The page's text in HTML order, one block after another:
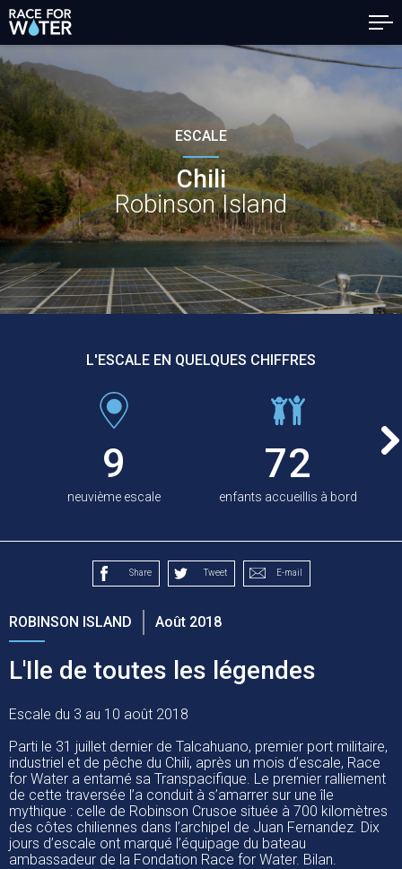
ESCALE
Chili
Robinson Island
L'ESCALE EN QUELQUES CHIFFRES
9
neuvième escale
72
enfants accueillis à bord
Share Tweet E-mail
ROBINSON ISLAND Août 2018
L'Ile de toutes les légendes
Escale du 3 au 10 août 2018
Parti le 31 juillet dernier de Talcahuano, premier port militaire,
industriel et de pêche du Chili, après un mois d’escale, Race
for Water a entamé sa Transpacifique. Le premier ralliement
de cette traversée l’a conduit à s’amarrer sur une île
mythique : celle de Robinson Crusoe située à 700 kilomètres
des côtes chiliennes dans l’archipel de Juan Fernandez. Dix
jours d’escale ont marqué l’équipage du bateau
ambassadeur de la Fondation Race for Water. Bilan.